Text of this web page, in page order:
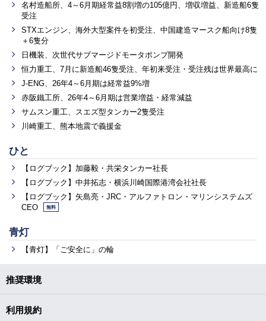
名村造船所、4～6月期経常益8割増の105億円、増収増益、新造船6隻
受注
STXエンジン、海外大型案件を初受注、中国建造マースク船向け8隻
＋6隻分
日機装、次世代サブマージドモータポンプ開発
恒力重工、7月に新造船46隻受注、年初来受注・受注残は世界最高に
J-ENG、26年4～6月期は経常益9%増
赤阪鐵工所、26年4～6月期は営業増益・経常減益
サムスン重工、スエズ型タンカー2隻受注
川崎重工、熊本地震で義援金
ひと
【ログブック】加藤毅・共栄タンカー社長
【ログブック】中井拓志・横浜川崎国際港湾会社社長
【ログブック】矢島亮・JRC・アルファトロン・マリンシステムズ
CEO
無料
青灯
【青灯】「ご安全に」の輪
推奨環境
利用規約